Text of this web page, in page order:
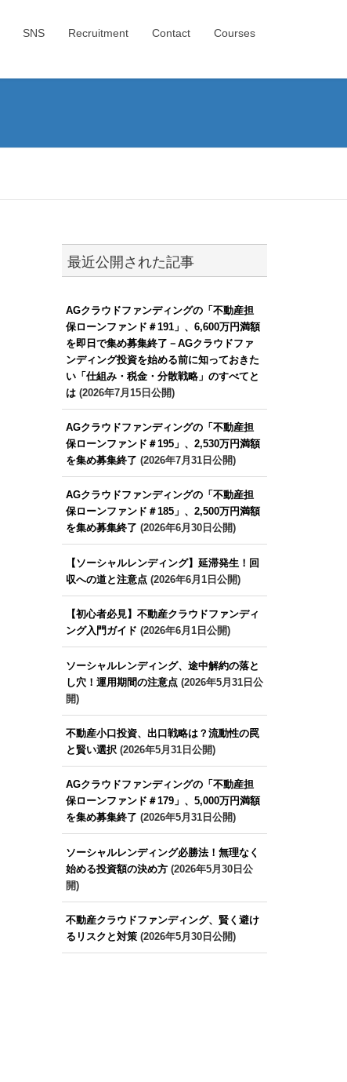
SNS Recruitment Contact Courses
最近公開された記事
AGクラウドファンディングの「不動産担
保ローンファンド＃191」、6,600万円満額
を即日で集め募集終了－AGクラウドファ
ンディング投資を始める前に知っておきた
い「仕組み・税金・分散戦略」のすべてと
は(2026年7月15日公開)
AGクラウドファンディングの「不動産担
保ローンファンド＃195」、2,530万円満額
を集め募集終了 (2026年7月31日公開)
AGクラウドファンディングの「不動産担
保ローンファンド＃185」、2,500万円満額
を集め募集終了 (2026年6月30日公開)
【ソーシャルレンディング】延滞発生！回
収への道と注意点(2026年6月1日公開)
【初心者必見】不動産クラウドファンディ
ング入門ガイド (2026年6月1日公開)
ソーシャルレンディング、途中解約の落と
し穴！運用期間の注意点(2026年5月31日公
開)
不動産小口投資、出口戦略は？流動性の罠
と賢い選択(2026年5月31日公開)
AGクラウドファンディングの「不動産担
保ローンファンド＃179」、5,000万円満額
を集め募集終了 (2026年5月31日公開)
ソーシャルレンディング必勝法！無理なく
始める投資額の決め方(2026年5月30日公
開)
不動産クラウドファンディング、賢く避け
るリスクと対策(2026年5月30日公開)